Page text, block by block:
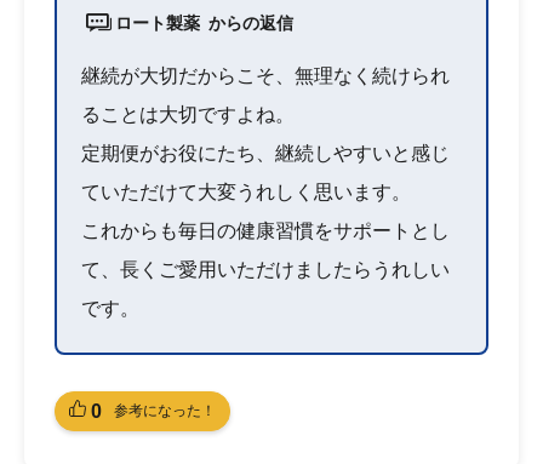
ロート製薬 からの返信
継続が大切だからこそ、無理なく続けられ
ることは大切ですよね。
定期便がお役にたち、継続しやすいと感じ
ていただけて大変うれしく思います。
これからも毎日の健康習慣をサポートとし
て、長くご愛用いただけましたらうれしい
です。
0 参考になった！